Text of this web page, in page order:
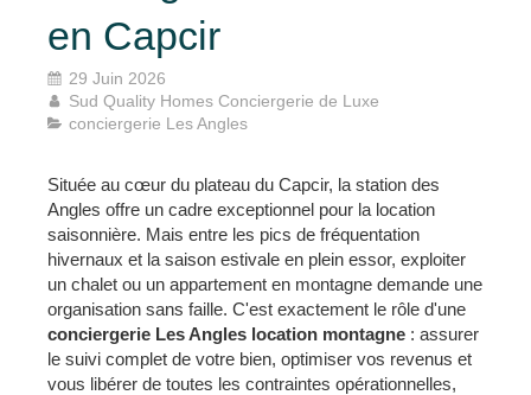
en Capcir
29 Juin 2026
Sud Quality Homes Conciergerie de Luxe
conciergerie Les Angles
Située au cœur du plateau du Capcir, la station des
Angles offre un cadre exceptionnel pour la location
saisonnière. Mais entre les pics de fréquentation
hivernaux et la saison estivale en plein essor, exploiter
un chalet ou un appartement en montagne demande une
organisation sans faille. C'est exactement le rôle d'une
conciergerie Les Angles location montagne : assurer
le suivi complet de votre bien, optimiser vos revenus et
vous libérer de toutes les contraintes opérationnelles,